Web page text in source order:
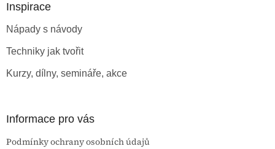
Inspirace
Nápady s návody
Techniky jak tvořit
Kurzy, dílny, semináře, akce
Informace pro vás
Podmínky ochrany osobních údajů